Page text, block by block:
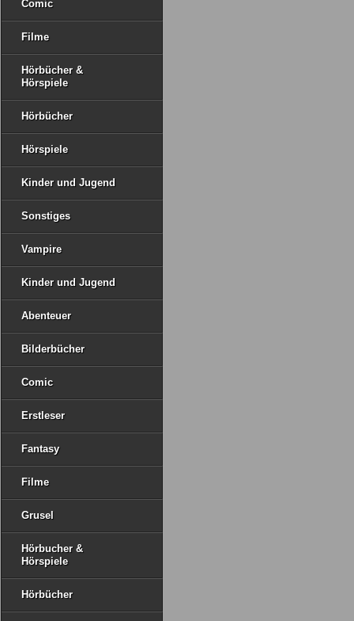
Comic
Filme
Hörbücher &
Hörspiele
Hörbücher
Hörspiele
Kinder und Jugend
Sonstiges
Vampire
Kinder und Jugend
Abenteuer
Bilderbücher
Comic
Erstleser
Fantasy
Filme
Grusel
Hörbucher &
Hörspiele
Hörbücher